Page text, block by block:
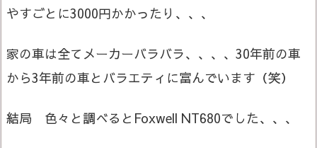
やすごとに3000円かかったり、、、
家の車は全てメーカーバラバラ、、、、30年前の車
から3年前の車とバラエティに富んでいます（笑）
結局 色々と調べるとFoxwell NT680でした、、、